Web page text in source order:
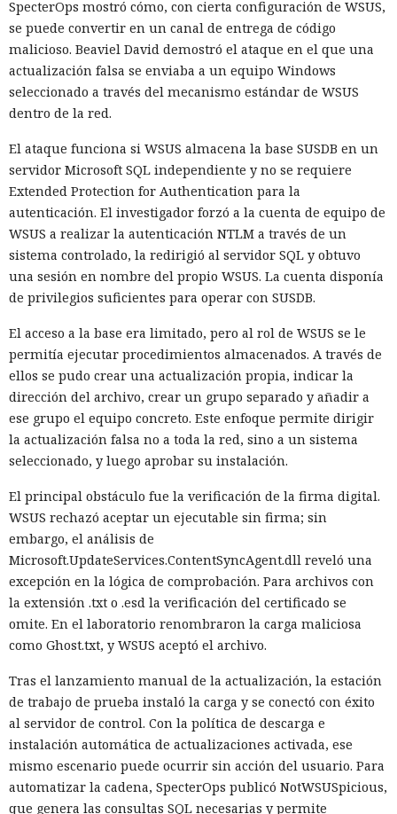
SpecterOps mostró cómo, con cierta configuración de WSUS,
se puede convertir en un canal de entrega de código
malicioso. Beaviel David demostró el ataque en el que una
actualización falsa se enviaba a un equipo Windows
seleccionado a través del mecanismo estándar de WSUS
dentro de la red.
El ataque funciona si WSUS almacena la base SUSDB en un
servidor Microsoft SQL independiente y no se requiere
Extended Protection for Authentication para la
autenticación. El investigador forzó a la cuenta de equipo de
WSUS a realizar la autenticación NTLM a través de un
sistema controlado, la redirigió al servidor SQL y obtuvo
una sesión en nombre del propio WSUS. La cuenta disponía
de privilegios suficientes para operar con SUSDB.
El acceso a la base era limitado, pero al rol de WSUS se le
permitía ejecutar procedimientos almacenados. A través de
ellos se pudo crear una actualización propia, indicar la
dirección del archivo, crear un grupo separado y añadir a
ese grupo el equipo concreto. Este enfoque permite dirigir
la actualización falsa no a toda la red, sino a un sistema
seleccionado, y luego aprobar su instalación.
El principal obstáculo fue la verificación de la firma digital.
WSUS rechazó aceptar un ejecutable sin firma; sin
embargo, el análisis de
Microsoft.UpdateServices.ContentSyncAgent.dll reveló una
excepción en la lógica de comprobación. Para archivos con
la extensión .txt o .esd la verificación del certificado se
omite. En el laboratorio renombraron la carga maliciosa
como Ghost.txt, y WSUS aceptó el archivo.
Tras el lanzamiento manual de la actualización, la estación
de trabajo de prueba instaló la carga y se conectó con éxito
al servidor de control. Con la política de descarga e
instalación automática de actualizaciones activada, ese
mismo escenario puede ocurrir sin acción del usuario. Para
automatizar la cadena, SpecterOps publicó NotWSUSpicious,
que genera las consultas SQL necesarias y permite